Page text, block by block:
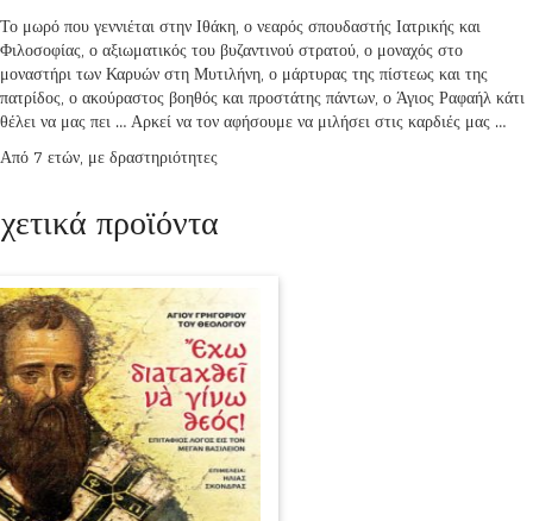
Το μωρό που γεννιέται στην Ιθάκη, ο νεαρός σπουδαστής Ιατρικής και
Φιλοσοφίας, ο αξιωματικός του βυζαντινού στρατού, ο μοναχός στο
μοναστήρι των Καρυών στη Μυτιλήνη, ο μάρτυρας της πίστεως και της
πατρίδος, ο ακούραστος βοηθός και προστάτης πάντων, ο Άγιος Ραφαήλ κάτι
θέλει να μας πει … Αρκεί να τον αφήσουμε να μιλήσει στις καρδιές μας …
Από 7 ετών, με δραστηριότητες
προϊόντα